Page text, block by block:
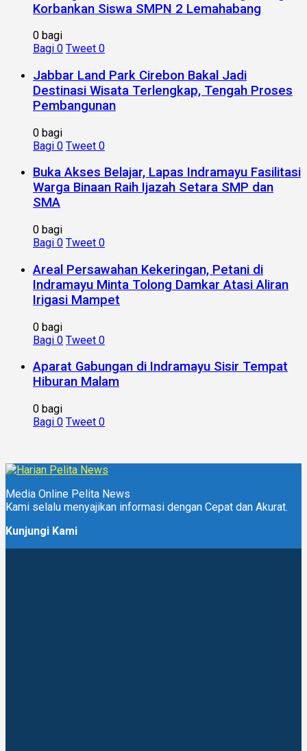
Korbankan Siswa SMPN 2 Lemahabang
0 bagi
Bagi 0 Tweet 0
Jabbar Land Park Cirebon Bakal Jadi
Destinasi Wisata Terlengkap, Tengah Proses
Pembangunan
0 bagi
Bagi 0 Tweet 0
Buka Akses Belajar, Lapas Indramayu Fasilitasi
Warga Binaan Raih Ijazah Setara SMP dan
SMA
0 bagi
Bagi 0 Tweet 0
Areal Persawahan Kekeringan, Petani di
Indramayu Minta Tolong Damkar Atasi Aliran
Irigasi Mampet
0 bagi
Bagi 0 Tweet 0
Aparat Gabungan di Indramayu Sisir Tempat
Hiburan Malam
0 bagi
Bagi 0 Tweet 0
Media Online Pelita News
Kami selalu menyajikan informasi dengan Cepat dan Akurat.
Kunjungi Kami